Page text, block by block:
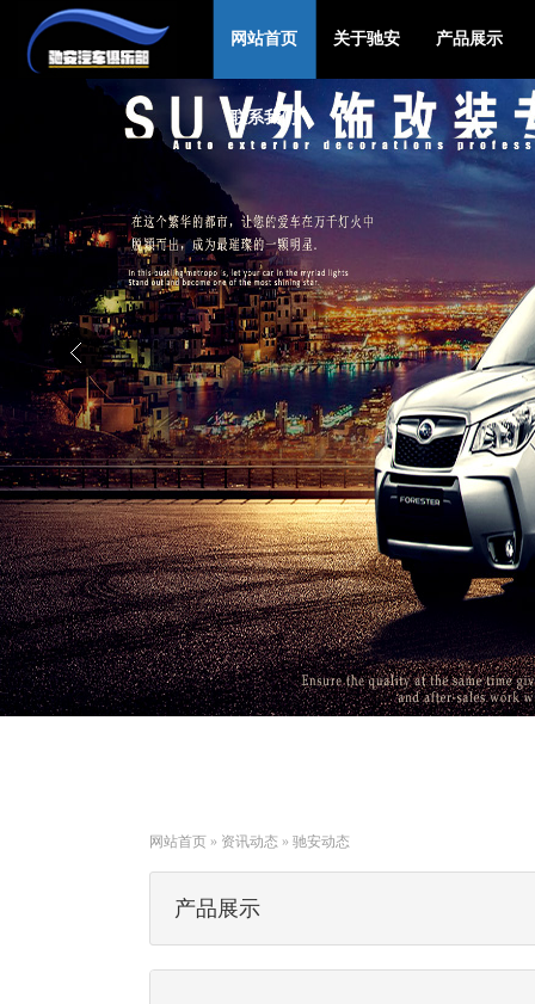
网站首页 关于驰安 产品展示
联系我们
网站首页 » 资讯动态 » 驰安动态
产品展示